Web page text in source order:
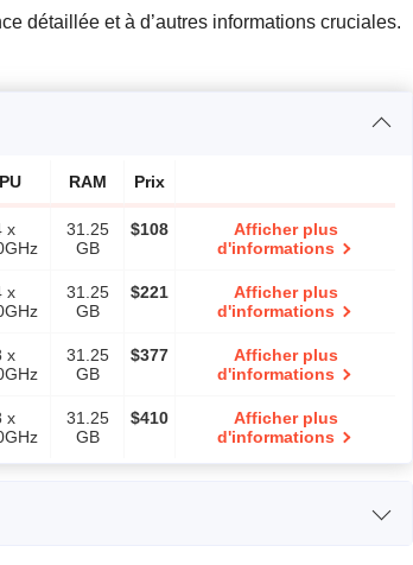
détaillée et à d’autres informations cruciales.
RAM Prix
x
31.25
GB
$108
Afficher plus
d'informations
x
31.25
GB
$221
Afficher plus
d'informations
x
31.25
GB
$377
Afficher plus
d'informations
x
31.25
GB
$410
Afficher plus
d'informations